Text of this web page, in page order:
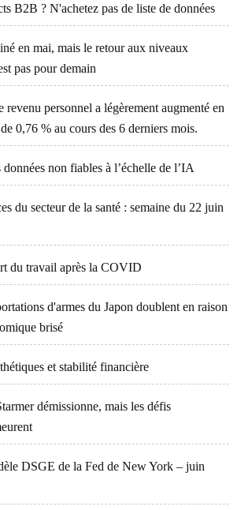
B2B ? N'achetez pas de liste de données
en mai, mais le retour aux niveaux
pas pour demain
personnel a légèrement augmenté en
0,76 % au cours des 6 derniers mois.
non fiables à l’échelle de l’IA
du secteur de la santé : semaine du 22 juin
du travail après la COVID
d'armes du Japon doublent en raison
brisé
et stabilité financière
démissionne, mais les défis
DSGE de la Fed de New York – juin